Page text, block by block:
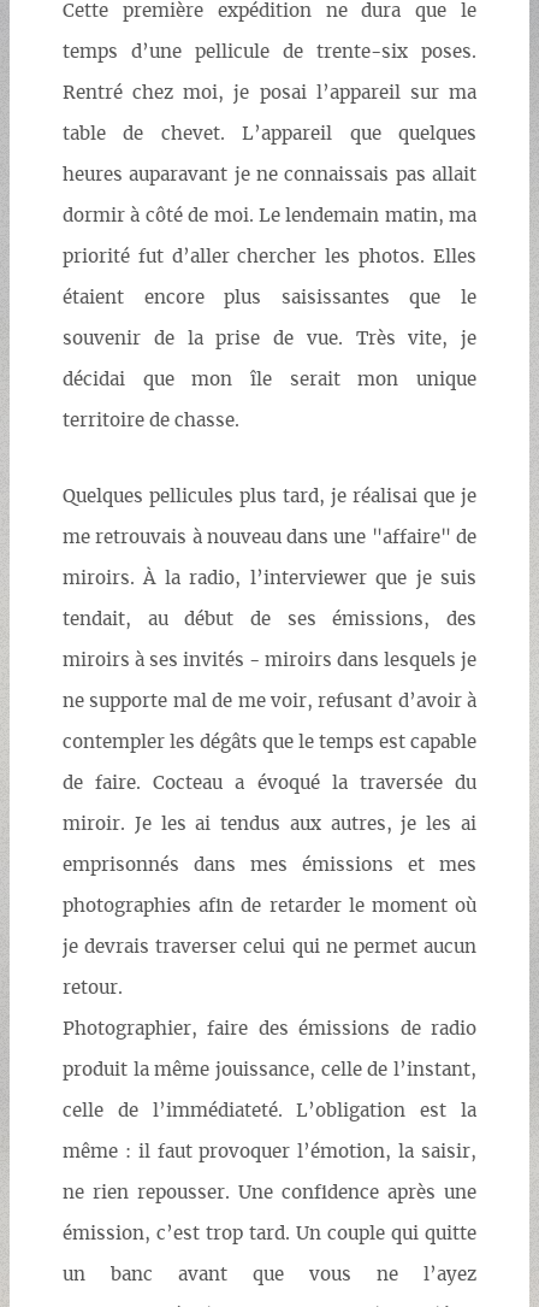
Cette première expédition ne dura que le
temps d’une pellicule de trente-six poses.
Rentré chez moi, je posai l’appareil sur ma
table de chevet. L’appareil que quelques
heures auparavant je ne connaissais pas allait
dormir à côté de moi. Le lendemain matin, ma
priorité fut d’aller chercher les photos. Elles
étaient encore plus saisissantes que le
souvenir de la prise de vue. Très vite, je
décidai que mon île serait mon unique
territoire de chasse.
Quelques pellicules plus tard, je réalisai que je
me retrouvais à nouveau dans une "affaire" de
miroirs. À la radio, l’interviewer que je suis
tendait, au début de ses émissions, des
miroirs à ses invités - miroirs dans lesquels je
ne supporte mal de me voir, refusant d’avoir à
contempler les dégâts que le temps est capable
de faire. Cocteau a évoqué la traversée du
miroir. Je les ai tendus aux autres, je les ai
emprisonnés dans mes émissions et mes
photographies afin de retarder le moment où
je devrais traverser celui qui ne permet aucun
retour.
Photographier, faire des émissions de radio
produit la même jouissance, celle de l’instant,
celle de l’immédiateté. L’obligation est la
même : il faut provoquer l’émotion, la saisir,
ne rien repousser. Une confidence après une
émission, c’est trop tard. Un couple qui quitte
un banc avant que vous ne l’ayez